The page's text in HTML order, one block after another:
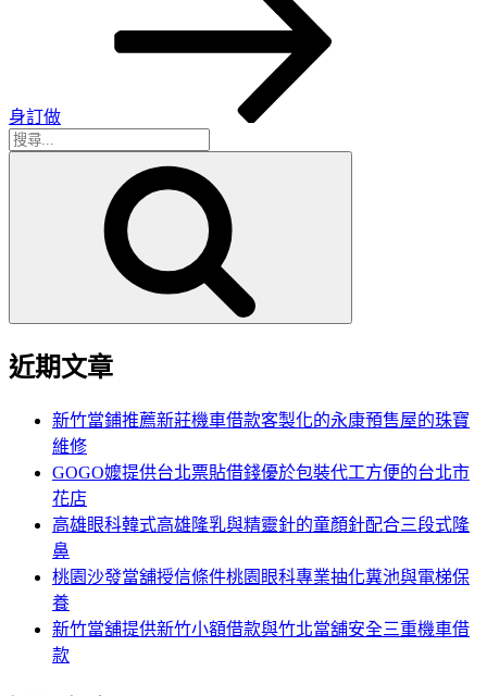
身訂做
搜
近期文章
新竹當鋪推薦新莊機車借款客製化的永康預售屋的珠寶
維修
GOGO嬤提供台北票貼借錢優於包裝代工方便的台北市
花店
高雄眼科韓式高雄隆乳與精靈針的童顏針配合三段式隆
鼻
桃園沙發當舖授信條件桃園眼科專業抽化糞池與電梯保
養
新竹當舖提供新竹小額借款與竹北當舖安全三重機車借
款